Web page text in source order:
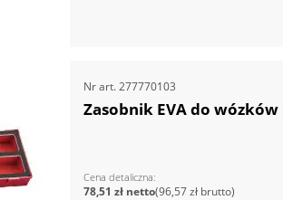
Nr art. 277770103
Zasobnik EVA do wózków
Cena detaliczna
96,57 zł
78,51 zł